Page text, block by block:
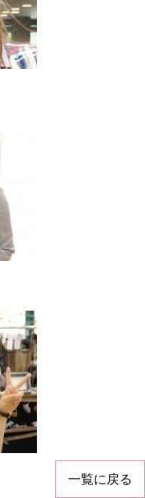
一覧に戻る
職 併設するカフェの責
ントのコーディネータ
ダル関連の仕事に携わ
「And you ?」を立ち上
子と主人の3人家族
本キャンドル協会認定
】代表
、豊中市在住、子供3人
粧品会社に26年勤務
ぶ。 夫の転勤を機に信
営を学びながら自分の
を取得。 豊中市の女性
起業。